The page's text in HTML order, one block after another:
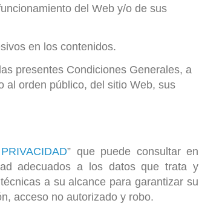
del Web y/o de sus
en los contenidos.
presentes Condiciones Generales, a
al orden público, del sitio Web, sus
” que puede consultar en
adecuados a los datos que trata y
a su alcance para garantizar su
acceso no autorizado y robo.